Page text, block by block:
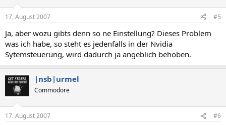
17. August 2007 #5
Ja, aber wozu gibts denn so ne Einstellung? Dieses Problem
was ich habe, so steht es jedenfalls in der Nvidia
Sytemsteuerung, wird dadurch ja angeblich behoben.
|nsb|urmel
Commodore
17. August 2007 #6